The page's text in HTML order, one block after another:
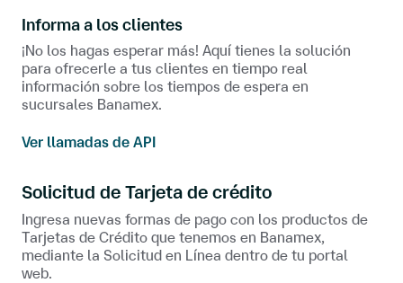
Informa a los clientes
¡No los hagas esperar más! Aquí tienes la solución
para ofrecerle a tus clientes en tiempo real
información sobre los tiempos de espera en
sucursales Banamex.
Ver llamadas de API
Solicitud de Tarjeta de crédito
Ingresa nuevas formas de pago con los productos de
Tarjetas de Crédito que tenemos en Banamex,
mediante la Solicitud en Línea dentro de tu portal
web.